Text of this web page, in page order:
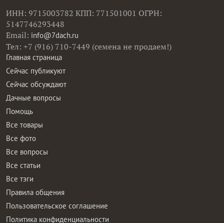
ИНН: 9715003782 КПП: 771501001 ОГРН:
5147746293448
Email: info@7dach.ru
Тел: +7 (916) 710-7449 (семена не продаем!)
Главная страница
Сейчас публикуют
Сейчас обсуждают
Дачные вопросы
Помощь
Все товары
Все фото
Все вопросы
Все статьи
Все тэги
Правила общения
Пользовательское соглашение
Политика конфиденциальности